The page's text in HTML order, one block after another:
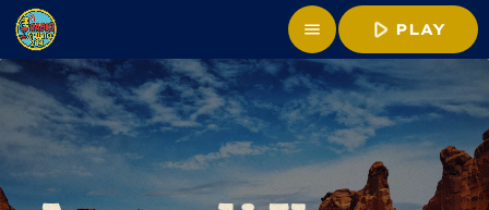
menu play_arrow PLAY